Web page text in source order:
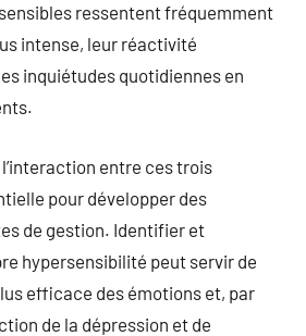
ressentent fréquemment
intense, leur réactivité
inquiétudes quotidiennes en
entre ces trois
pour développer des
de gestion. Identifier et
hypersensibilité peut servir de
efficace des émotions et, par
de la dépression et de